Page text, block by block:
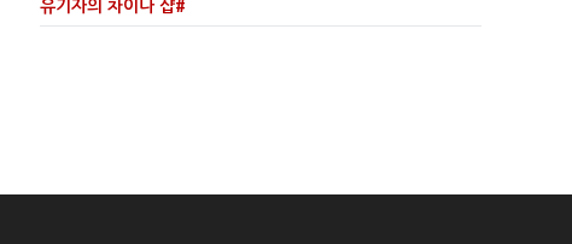
유기자의 차이나 샵#